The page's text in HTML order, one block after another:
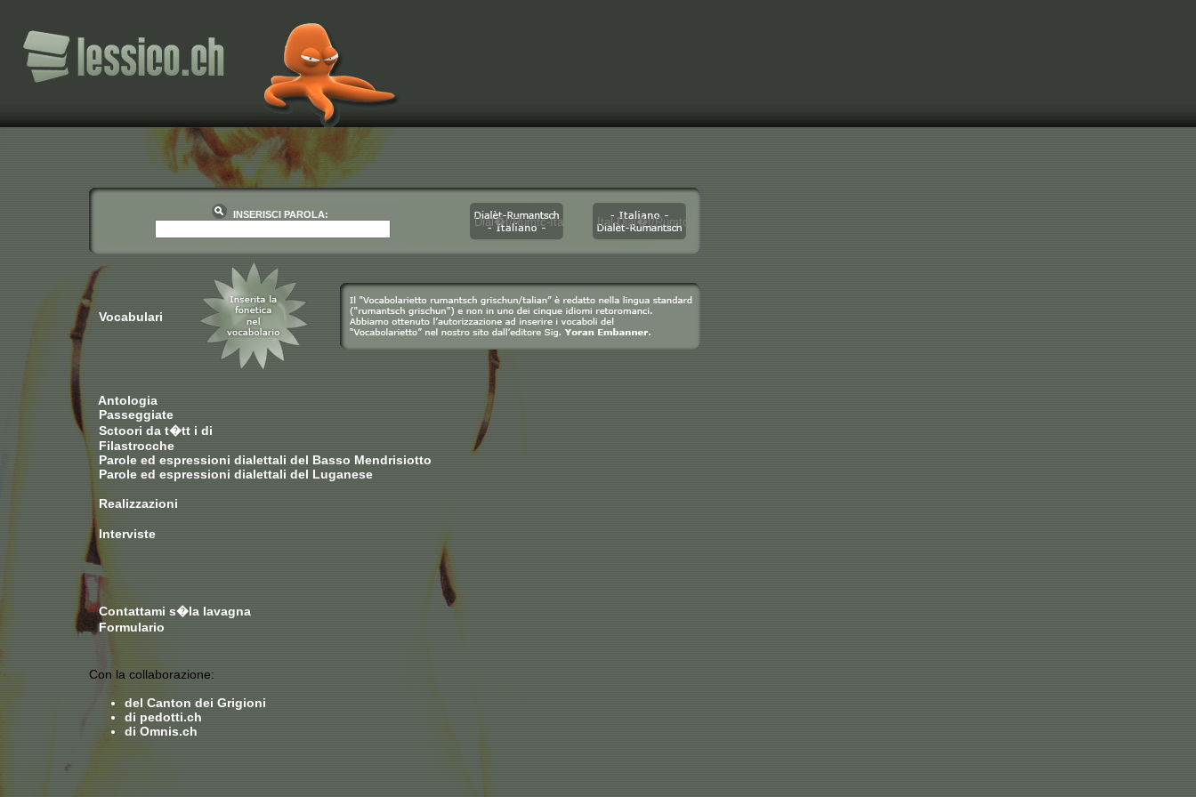
INSERISCI PAROLA:
Vocabulari
Antologia
Passeggiate
Sctoori da t�tt i di
Filastrocche
Parole ed espressioni dialettali del Basso Mendrisiotto
Parole ed espressioni dialettali del Luganese
Realizzazioni
Interviste
Contattami s�la lavagna
Formulario
Con la collaborazione:
del Canton dei Grigioni
di pedotti.ch
di Omnis.ch